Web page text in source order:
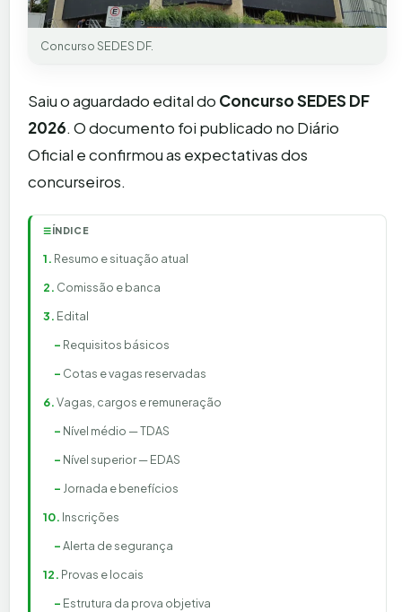
Concurso SEDES DF.
Saiu o aguardado edital do Concurso SEDES DF
2026. O documento foi publicado no Diário
Oficial e confirmou as expectativas dos
concurseiros.
☰ÍNDICE
Resumo e situação atual
Comissão e banca
Edital
Requisitos básicos
Cotas e vagas reservadas
Vagas, cargos e remuneração
Nível médio — TDAS
Nível superior — EDAS
Jornada e benefícios
Inscrições
Alerta de segurança
Provas e locais
Estrutura da prova objetiva